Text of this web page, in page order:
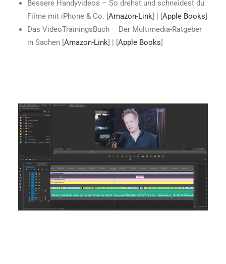
Bessere Handyvideos – So drehst und schneidest du
Filme mit iPhone & Co. [Amazon-Link] | [Apple Books]
Das VideoTrainingsBuch – Der Multimedia-Ratgeber
in Sachen [Amazon-Link] | [Apple Books]